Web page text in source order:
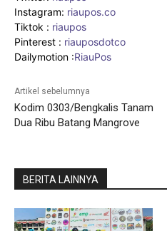
Instagram: riaupos.co
Tiktok : riaupos
Pinterest : riauposdotco
Dailymotion :RiauPos
Artikel sebelumnya
Kodim 0303/Bengkalis Tanam
Dua Ribu Batang Mangrove
BERITA LAINNYA